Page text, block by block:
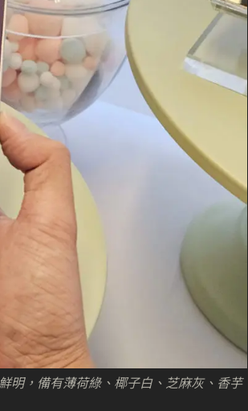
明，備有薄荷綠、椰子白、芝麻灰、香芋